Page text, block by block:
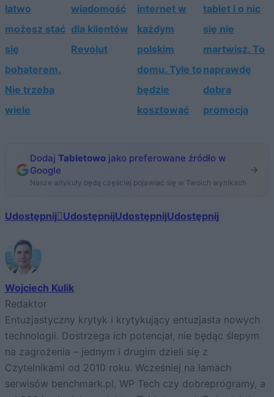
łatwo
możesz stać
się
bohaterem.
Nie trzeba
wiele
wiadomość
dla klientów
Revolut
internet w
każdym
polskim
domu. Tyle to
będzie
kosztować
tablet i o nic
się nie
martwisz. To
naprawdę
dobra
promocja
Dodaj Tabletowo jako preferowane źródło w
Google
Nasze artykuły będą częściej pojawiać się w Twoich wynikach
Udostępnij UdostępnijUdostępnijUdostępnij
Wojciech Kulik
Redaktor
Entuzjastyczny krytyk i krytykujący entuzjasta nowych
technologii. Dostrzega ich potencjał, nie będąc ślepym
na zagrożenia – jednym i drugim dzieli się z
Czytelnikami od 2010 roku. Wcześniej na łamach
serwisów benchmark.pl, WP Tech czy dobreprogramy, a